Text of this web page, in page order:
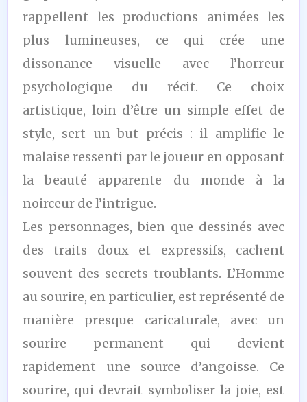
rappellent les productions animées les
plus lumineuses, ce qui crée une
dissonance visuelle avec l’horreur
psychologique du récit. Ce choix
artistique, loin d’être un simple effet de
style, sert un but précis : il amplifie le
malaise ressenti par le joueur en opposant
la beauté apparente du monde à la
noirceur de l’intrigue.
Les personnages, bien que dessinés avec
des traits doux et expressifs, cachent
souvent des secrets troublants. L’Homme
au sourire, en particulier, est représenté de
manière presque caricaturale, avec un
sourire permanent qui devient
rapidement une source d’angoisse. Ce
sourire, qui devrait symboliser la joie, est